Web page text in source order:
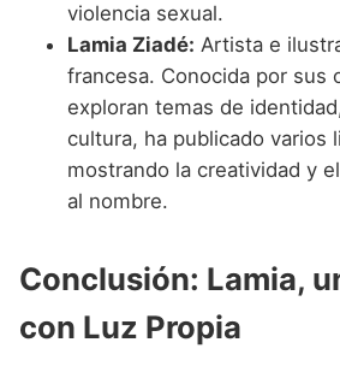
violencia sexual.
Lamia Ziadé: Artista e
francesa. Conocida por sus
exploran temas de
cultura, ha publicado varios
mostrando la creatividad y
al nombre.
Conclusión: Lamia,
con Luz Propia